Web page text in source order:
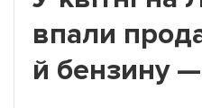
впали
й бензину —